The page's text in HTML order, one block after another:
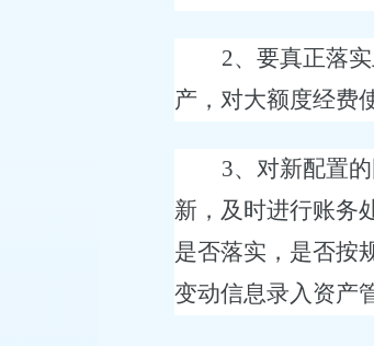
2、要真正落
产，对大额度经费
3、对新配置
新，及时进行账务
是否落实，是否按
变动信息录入资产